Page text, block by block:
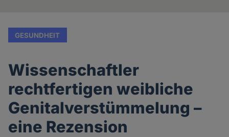
GESUNDHEIT
Wissenschaftler
rechtfertigen weibliche
Genitalverstümmelung –
eine Rezension